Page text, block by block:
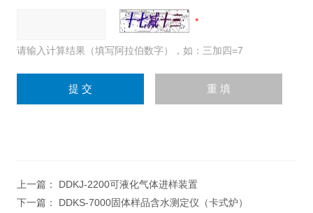
请输入计算结果（填写阿拉伯数字），如：三加四=7
上一篇： DDKJ-2200可液化气体进样装置
下一篇： DDKS-7000固体样品含水测定仪（卡式炉）